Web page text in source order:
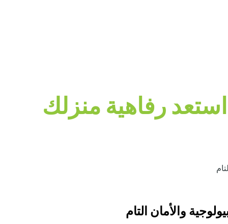
رفاهية منزلك
والأمان التام